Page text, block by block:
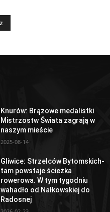
Knurów: Brązowe medalistki
Mistrzostw Świata zagrają w
naszym mieście
2025-08-14
Gliwice: Strzelców Bytomskich-
tam powstaje ścieżka
rowerowa. W tym tygodniu
wahadło od Nałkowskiej do
Radosnej